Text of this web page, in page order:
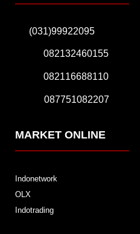
(031)99922095
082132460155
082116688110
087751082207
MARKET ONLINE
Indonetwork
OLX
Indotrading